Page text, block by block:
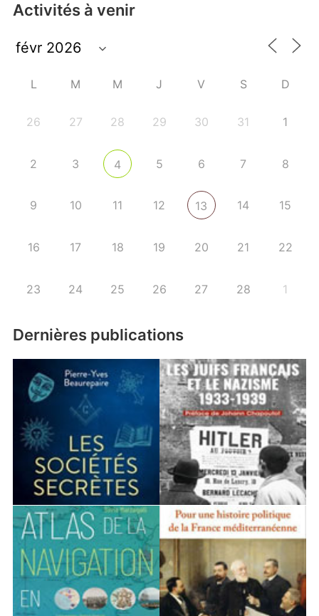
Activités à venir
L M M J V S D
26 27 28 29 30 31 1
2 3 4 5 6 7 8
9 10 11 12 13 14 15
16 17 18 19 20 21 22
23 24 25 26 27 28 1
Dernières publications